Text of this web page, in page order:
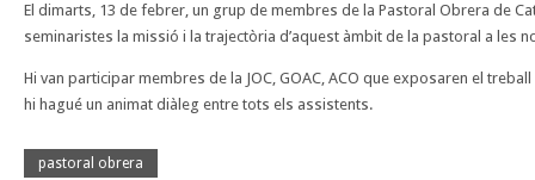
El dimarts, 13 de febrer, un grup de membres de la Pastoral Obrera de
seminaristes la missió i la trajectòria d’aquest àmbit de la pastoral a les
Hi van participar membres de la JOC, GOAC, ACO que exposaren el
hi hagué un animat diàleg entre tots els assistents.
pastoral obrera